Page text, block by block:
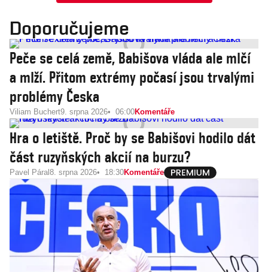
Doporučujeme
Peče se celá země, Babišova vláda ale mlčí
a mlží. Přitom extrémy počasí jsou trvalými
problémy Česka
Viliam Buchert9. srpna 2026 06:00Komentáře
Hra o letiště. Proč by se Babišovi hodilo dát
část ruzyňských akcií na burzu?
Pavel Páral 8. srpna 2026 18:30Komentáře